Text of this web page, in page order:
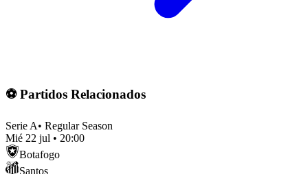
⚽ Partidos Relacionados
Serie A• Regular Season
Mié 22 jul • 20:00
Botafogo
Santos